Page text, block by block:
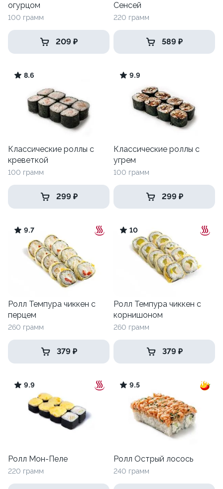
огурцом
100 грамм
209 ₽
Сенсей
220 грамм
589 ₽
8.6
Классические роллы с
креветкой
100 грамм
299 ₽
9.9
Классические роллы с
угрем
100 грамм
299 ₽
9.7
Ролл Темпура чиккен с
перцем
260 грамм
379 ₽
10
Ролл Темпура чиккен с
корнишоном
260 грамм
379 ₽
9.9
Ролл Мон-Пеле
220 грамм
9.5
Ролл Острый лосось
240 грамм